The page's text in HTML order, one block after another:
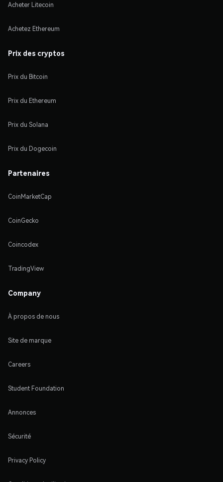
Acheter Litecoin
Achetez Ethereum
Prix des cryptos
Prix du Bitcoin
Prix du Ethereum
Prix du Solana
Prix du Dogecoin
Partenaires
CoinMarketCap
CoinGecko
Coincodex
TradingView
Company
À propos de nous
Site de marque
Careers
Student Foundation
Annonces
Sécurité
Privacy Policy